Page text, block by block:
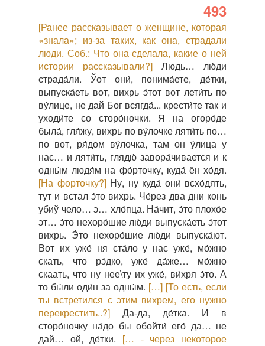
493
[Ранее рассказывает о женщине, которая
«знала»; из-за таких, как она, страдали
люди. Соб.: Что она сделала, какие о ней
истории рассказывали?] Людь… лю́ди
страда́ли. Ўот они́, понима́ете, де́тки,
выпуска́еть вот, вихрь э́тот вот лети́ть по
ву́лице, не дай Бог всягда́... крести́те так и
уходи́те со сторо́ночки. Я на огоро́де
была́, гля́жу, вихрь по ву́лочке ляти́ть по…
по вот, ря́дом ву́лочка, там он у́лица у
нас… и ляти́ть, глядю́ завора́чивается и к
одны́м людя́м на фо́рточку, куда́ ён хо́дя.
[На форточку?]Ну, ну куда́ они́ всхо́дять,
тут и встал э́то вихрь. Че́рез два дни конь
убиў чело… э… хло́пца. На́чит, э́то плохо́е
эт… э́то нехоро́шие лю́ди выпуска́еть э́тот
вихрь. Э́то нехоро́шие лю́ди выпуска́ют.
Вот их уже́ ня ста́ло у нас уже́, мо́жно
скать, что рэ́дко, уже́ да́же… мо́жно
скаать, что ну нее\ту их уже́, ви́хря э́то. А
то бы́ли оди́н за одны́м. […] [То есть, если
ты встретился с этим вихрем, его нужно
перекрестить..?] Да-да, де́тка. И в
сторо́ночку на́до бы обойти́ его́ да… не
дай… ой, де́тки. [… - через некоторое